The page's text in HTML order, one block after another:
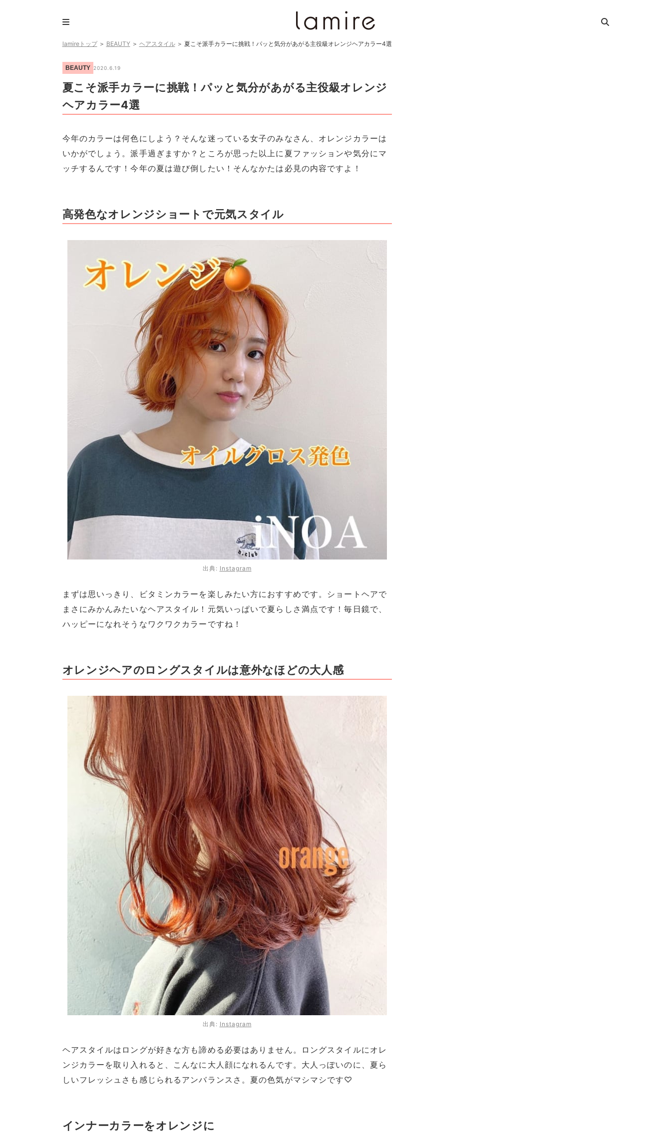
lamireトップ＞ BEAUTY＞ ヘアスタイル＞ 夏こそ派手カラーに挑戦！パッと気分があがる主役級オレンジヘアカラー4選
BEAUTY 2020.6.19
夏こそ派手カラーに挑戦！パッと気分があがる主役級オレンジ
ヘアカラー4選
今年のカラーは何色にしよう？そんな迷っている女子のみなさん、オレンジカラーは
いかがでしょう。派手過ぎますか？ところが思った以上に夏ファッションや気分にマ
ッチするんです！今年の夏は遊び倒したい！そんなかたは必見の内容ですよ！
高発色なオレンジショートで元気スタイル
出典: Instagram
まずは思いっきり、ビタミンカラーを楽しみたい方におすすめです。ショートヘアで
まさにみかんみたいなヘアスタイル！元気いっぱいで夏らしさ満点です！毎日鏡で、
ハッピーになれそうなワクワクカラーですね！
オレンジヘアのロングスタイルは意外なほどの大人感
出典: Instagram
ヘアスタイルはロングが好きな方も諦める必要はありません。ロングスタイルにオレ
ンジカラーを取り入れると、こんなに大人顔になれるんです。大人っぽいのに、夏ら
しいフレッシュさも感じられるアンバランスさ。夏の色気がマシマシです♡
インナーカラーをオレンジに